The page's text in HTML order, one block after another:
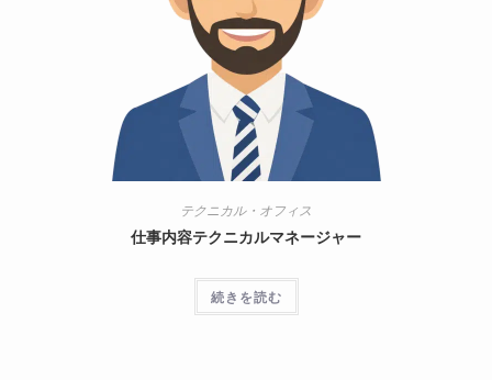
テクニカル・オフィス
仕事内容テクニカルマネージャー
続きを読む